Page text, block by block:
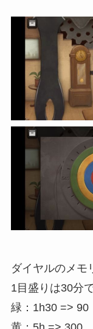
ダイヤルのメモ
1目盛りは30分
緑：1h30 => 90